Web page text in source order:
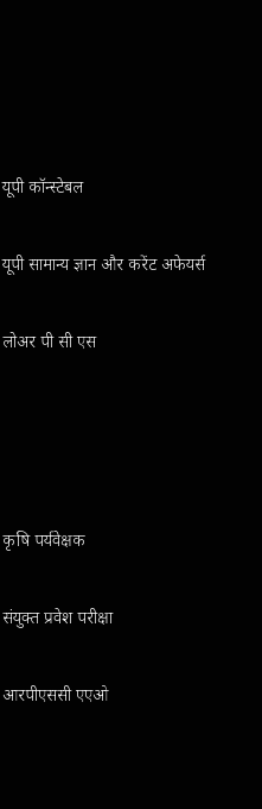
यूपी कॉन्स्टेबल
यूपी सामान्य ज्ञान और करेंट अफेयर्स
लोअर पी सी एस
कृषि पर्यवेक्षक
संयुक्त प्रवेश परीक्षा
आरपीएससी एएओ